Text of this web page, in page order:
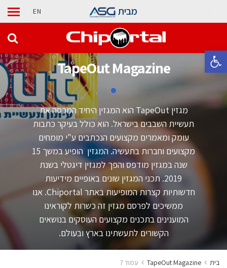
פתח סרגל נגישות
מבית EN
TapeOut Magazine
מגזין TapeOut הוא המגזין היחיד המכסה את
תעשיית השבבים בישראל. הוא כולל בעיקר כתבות
עומק ומאמרים מקצועים הנכתבים ע"י מומחים
מקצועים וחברות בתעשיה. המגזין הופיע במשך 15
שנה במגזין מודפס והפך למגזין דיגטלי בשנת
2019. תכני המגזין שונים באופיים מידיעות
חדשותיות קצרות המופיעות באתר Chiportal. אנו
ממשיכים לפרסם מגזין זה כשרות לקוראינו
המוענינים בתכנים מקצועים העוסקים בנושאים
הקשורים לתעשתינו בארץ ובעולם.
בית TapeOut Magazine עמוד 7